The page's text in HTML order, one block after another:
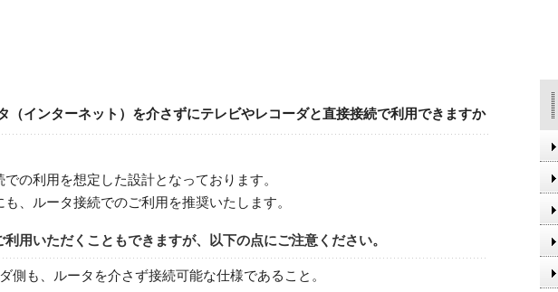
（インターネット）を介さずにテレビやレコーダと直接接続で利用できますか
の利用を想定した設計となっております。
、ルータ接続でのご利用を推奨いたします。
用いただくこともできますが、以下の点にご注意ください。
側も、ルータを介さず接続可能な仕様であること。